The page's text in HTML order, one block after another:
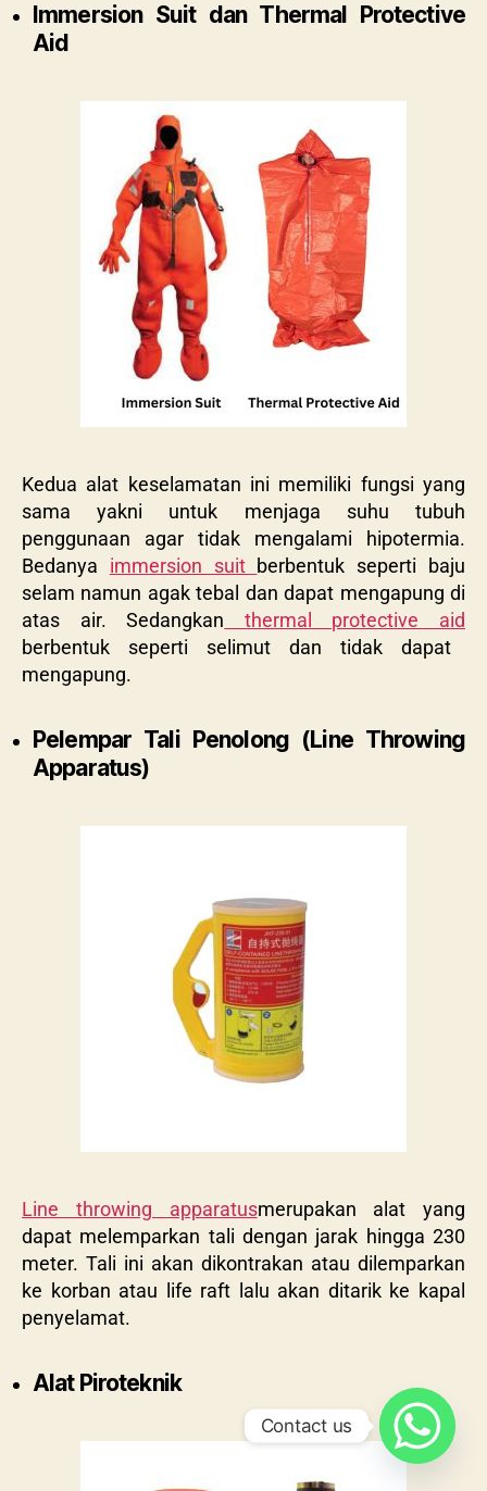
Immersion Suit dan Thermal Protective
Aid
Kedua alat keselamatan ini memiliki fungsi yang
sama yakni untuk menjaga suhu tubuh
penggunaan agar tidak mengalami hipotermia.
Bedanya immersion suit berbentuk seperti baju
selam namun agak tebal dan dapat mengapung di
atas air. Sedangkan thermal protective aid
berbentuk seperti selimut dan tidak dapat
mengapung.
Pelempar Tali Penolong (Line Throwing
Apparatus)
Line throwing apparatusmerupakan alat yang
dapat melemparkan tali dengan jarak hingga 230
meter. Tali ini akan dikontrakan atau dilemparkan
ke korban atau life raft lalu akan ditarik ke kapal
penyelamat.
Alat Piroteknik
Contact us